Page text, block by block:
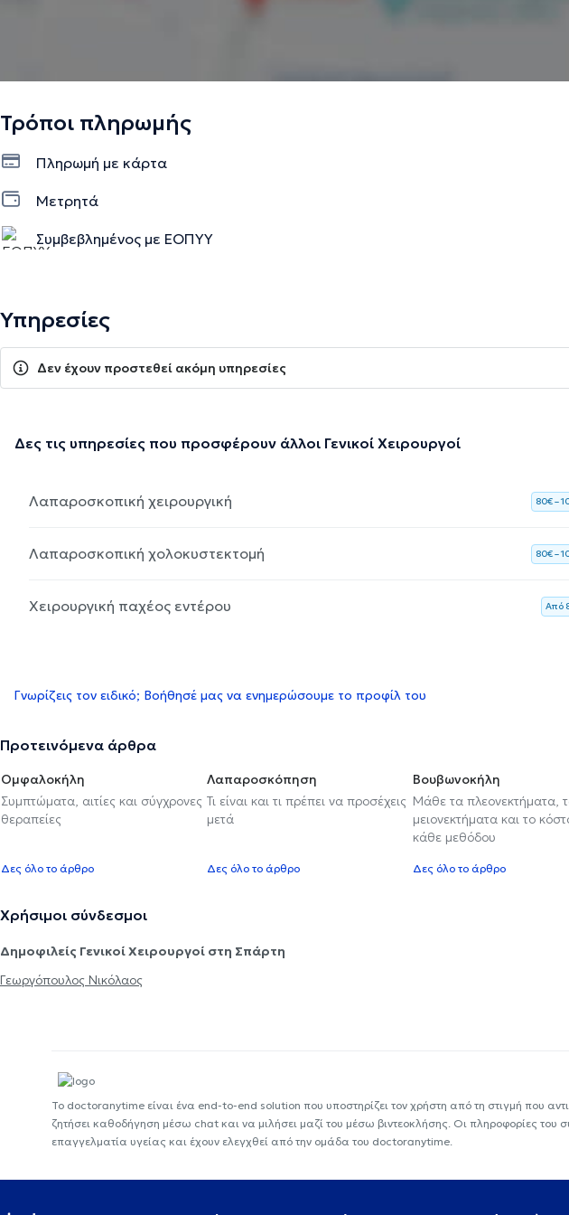
Τρόποι πληρωμής
Πληρωμή με κάρτα
Μετρητά
Συμβεβλημένος με ΕΟΠΥΥ
Υπηρεσίες
Δεν έχουν προστεθεί ακόμη υπηρεσίες
Δες τις υπηρεσίες που προσφέρουν άλλοι Γενικοί Χειρουργοί
Λαπαροσκοπική χειρουργική 80€ –
Λαπαροσκοπική χολοκυστεκτομή 80€ –
Χειρουργική παχέος εντέρου Aπό
Γνωρίζεις τον ειδικό; Βοήθησέ μας να ενημερώσουμε το προφίλ του
Προτεινόμενα άρθρα
Ομφαλοκήλη
Συμπτώματα, αιτίες και σύγχρονες
θεραπείες
Δες όλο το άρθρο
Λαπαροσκόπηση
Τι είναι και τι πρέπει να προσέχεις
μετά
Δες όλο το άρθρο
Βουβωνοκήλη
Μάθε τα πλεονεκτήματα,
μειονεκτήματα και το
κάθε μεθόδου
Δες όλο το άρθρο
Χρήσιμοι σύνδεσμοι
Δημοφιλείς Γενικοί Χειρουργοί στη Σπάρτη
Γεωργόπουλος Νικόλαος
Το doctoranytime είναι ένα end-to-end solution που υποστηρίζει τον χρήστη από τη στιγμή που
ζητήσει καθοδήγηση μέσω chat και να μιλήσει μαζί του μέσω βιντεοκλήσης. Οι πληροφορίες
επαγγελματία υγείας και έχουν ελεγχθεί από την ομάδα του doctoranytime.